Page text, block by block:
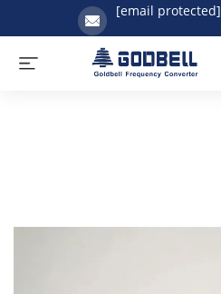
[email protected]